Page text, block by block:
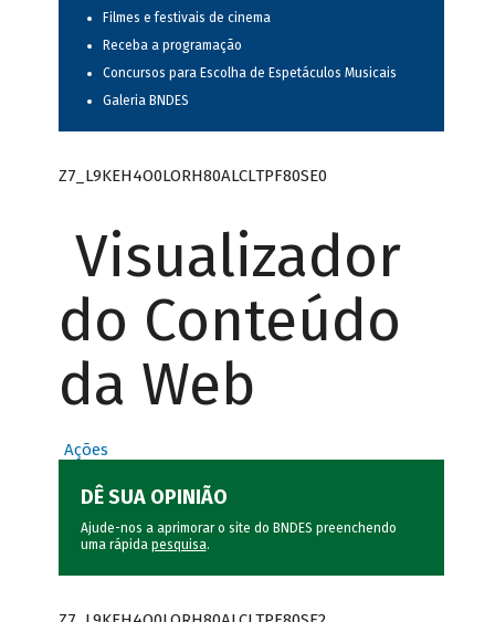
Filmes e festivais de cinema
Receba a programação
Concursos para Escolha de Espetáculos Musicais
Galeria BNDES
Z7_L9KEH4O0LORH80ALCLTPF80SE0
Visualizador
do Conteúdo
da Web
Ações
DÊ SUA OPINIÃO
Ajude-nos a aprimorar o site do BNDES preenchendo
uma rápida pesquisa.